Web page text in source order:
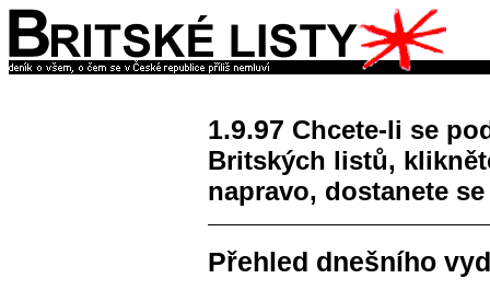
1.9.97 Chcete-li se
Britských listů,
napravo, dostanete
Přehled dnešního